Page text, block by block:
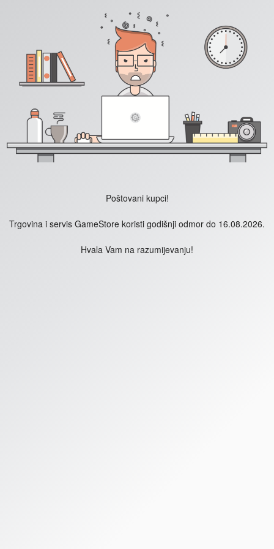
Poštovani kupci!
Trgovina i servis GameStore koristi godišnji odmor do 16.08.2026.
Hvala Vam na razumijevanju!